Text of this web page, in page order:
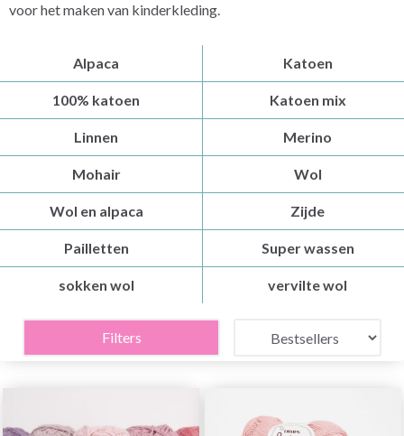
voor het maken van kinderkleding.
Alpaca Katoen
100% katoen Katoen mix
Linnen Merino
Mohair Wol
Wol en alpaca Zijde
Pailletten Super wassen
sokken wol vervilte wol
Filters